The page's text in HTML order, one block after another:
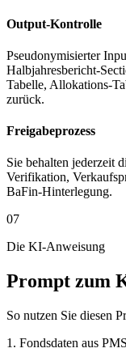
Output-Kontrolle
Pseudonymisierter
Halbjahresbericht-
Tabelle, Allokations-
zurück.
Freigabeprozess
Sie behalten jederzeit
Verifikation,
BaFin-Hinterlegung.
07
Die KI-Anweisung
Prompt zum
So nutzen Sie diesen
1. Fondsdaten aus